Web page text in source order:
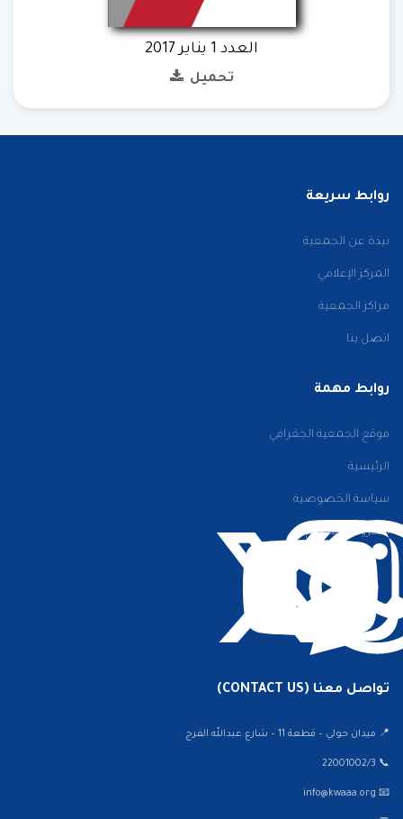
العدد 1 يناير 2017
تحميل
روابط سريعة
نبذة عن الجمعية
المركز الإعلامي
مراكز الجمعية
اتصل بنا
روابط مهمة
موقع الجمعية الجغرافي
الرئيسية
سياسة الخصوصية
الشروط والأحكام
تواصل معنا (CONTACT US)
📍 ميدان حولي – قطعة 11 – شارع عبدالله الفرج
📞 22001002/3
📧 info@kwaaa.org